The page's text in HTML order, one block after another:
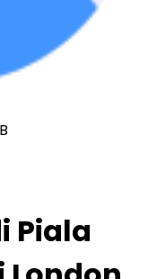
Piala